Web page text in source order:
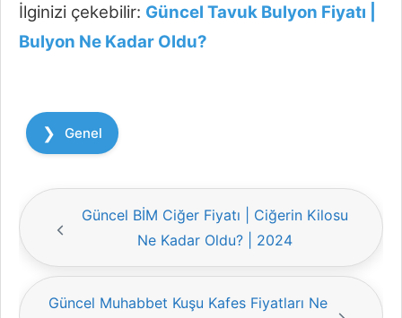
İlginizi çekebilir: Güncel Tavuk Bulyon Fiyatı |
Bulyon Ne Kadar Oldu?
Kategoriler
Genel
Güncel BİM Ciğer Fiyatı | Ciğerin Kilosu
Ne Kadar Oldu? | 2024
Güncel Muhabbet Kuşu Kafes Fiyatları Ne